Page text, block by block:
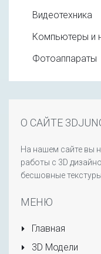
Видеотехника
Компьютеры и
Фотоаппараты
О САЙТЕ
На нашем сайте вы
работы с 3D
бесшовные
МЕНЮ
Главная
3D Модели